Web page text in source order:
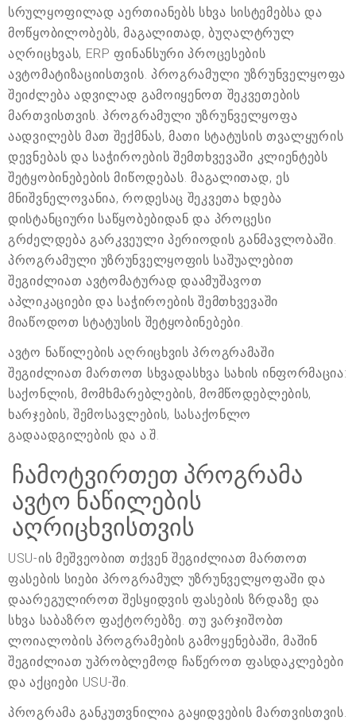
სრულყოფილად აერთიანებს სხვა სისტემებსა და
მოწყობილობებს, მაგალითად, ბუღალტრულ
აღრიცხვას, ERP ფინანსური პროცესების
ავტომატიზაციისთვის. პროგრამული უზრუნველყოფა
შეიძლება ადვილად გამოიყენოთ შეკვეთების
მართვისთვის. პროგრამული უზრუნველყოფა
აადვილებს მათ შექმნას, მათი სტატუსის თვალყურის
დევნებას და საჭიროების შემთხვევაში კლიენტებს
შეტყობინებების მიწოდებას. მაგალითად, ეს
მნიშვნელოვანია, როდესაც შეკვეთა ხდება
დისტანციური საწყობებიდან და პროცესი
გრძელდება გარკვეული პერიოდის განმავლობაში.
პროგრამული უზრუნველყოფის საშუალებით
შეგიძლიათ ავტომატურად დაამუშავოთ
აპლიკაციები და საჭიროების შემთხვევაში
მიაწოდოთ სტატუსის შეტყობინებები.
ავტო ნაწილების აღრიცხვის პროგრამაში
შეგიძლიათ მართოთ სხვადასხვა სახის ინფორმაცია:
საქონლის, მომხმარებლების, მომწოდებლების,
ხარჯების, შემოსავლების, სასაქონლო
გადაადგილების და ა.შ.
ჩამოტვირთეთ პროგრამა
ავტო ნაწილების
აღრიცხვისთვის
USU-ის მეშვეობით თქვენ შეგიძლიათ მართოთ
ფასების სიები პროგრამულ უზრუნველყოფაში და
დაარეგულიროთ შესყიდვის ფასების ზრდაზე და
სხვა საბაზრო ფაქტორებზე. თუ ვარჯიშობთ
ლოიალობის პროგრამების გამოყენებაში, მაშინ
შეგიძლიათ უპრობლემოდ ჩაწეროთ ფასდაკლებები
და აქციები USU-ში.
პროგრამა განკუთვნილია გაყიდვების მართვისთვის.